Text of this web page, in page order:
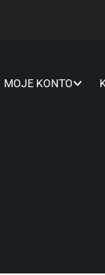
MOJE KONTO